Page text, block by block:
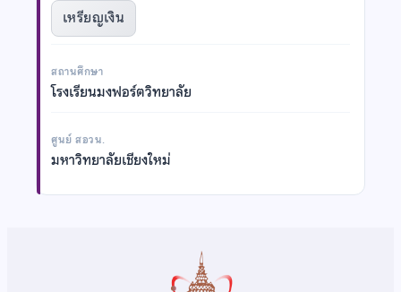
เหรียญเงิน
สถานศึกษา
โรงเรียนมงฟอร์ตวิทยาลัย
ศูนย์ สอวน.
มหาวิทยาลัยเชียงใหม่